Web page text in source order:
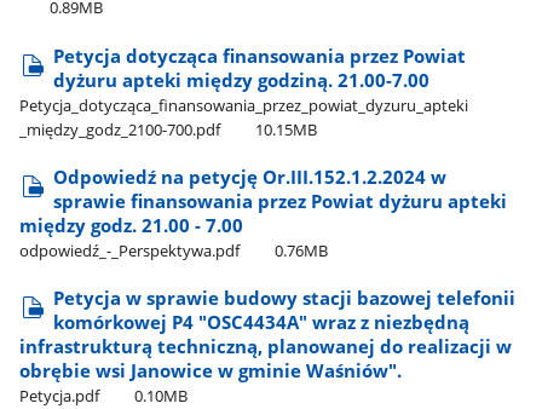
0.89MB
Petycja dotycząca finansowania przez Powiat
dyżuru apteki między godziną. 21.00-7.00
Petycja​_dotycząca​_finansowania​_przez​_powiat​_dyzuru​_apteki​
_między​_godz​_2100-700.pdf
10.15MB
Odpowiedź na petycję Or.III.152.1.2.2024 w
sprawie finansowania przez Powiat dyżuru apteki
między godz. 21.00 - 7.00
odpowiedź​_-​_Perspektywa.pdf 0.76MB
Petycja w sprawie budowy stacji bazowej telefonii
komórkowej P4 "OSC4434A" wraz z niezbędną
infrastrukturą techniczną, planowanej do realizacji w
obrębie wsi Janowice w gminie Waśniów".
Petycja.pdf 0.10MB